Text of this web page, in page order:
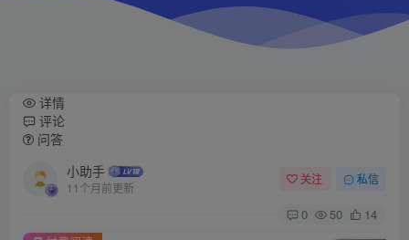
详情
评论
问答
小助手
11个月前更新
关注 私信
0 50
14